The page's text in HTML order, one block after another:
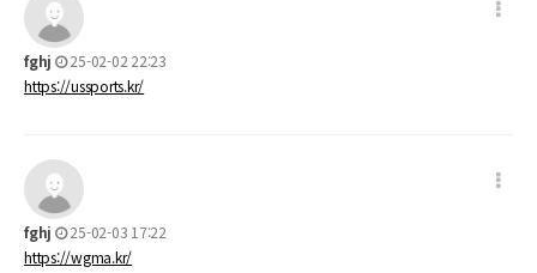
fghj
25-02-02 22:23
https://ussports.kr/
fghj
25-02-03 17:22
https://wgma.kr/